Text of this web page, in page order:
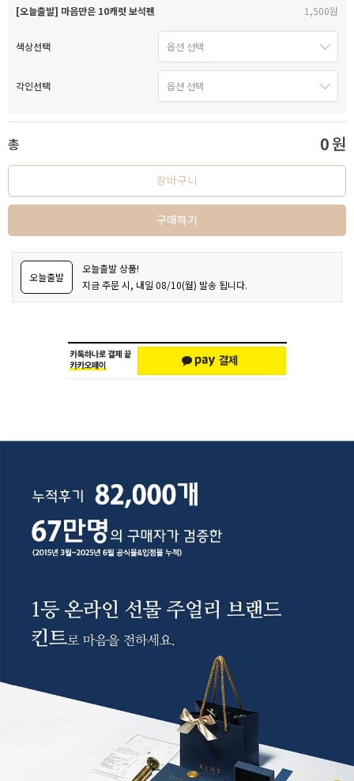
[오늘출발] 마음만은 10캐럿 보석펜 1,500원
색상선택
각인선택
총 0원
장바구니
구매하기
오늘출발
오늘출발 상품!
지금 주문 시, 내일 08/10(월) 발송 됩니다.